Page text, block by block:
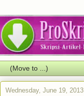
Wednesday, June 19, 2013